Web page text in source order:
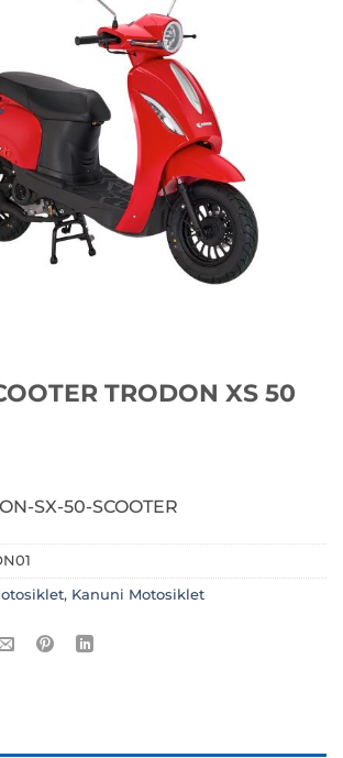
TRODON XS 50
SX-50-SCOOTER
, Kanuni Motosiklet